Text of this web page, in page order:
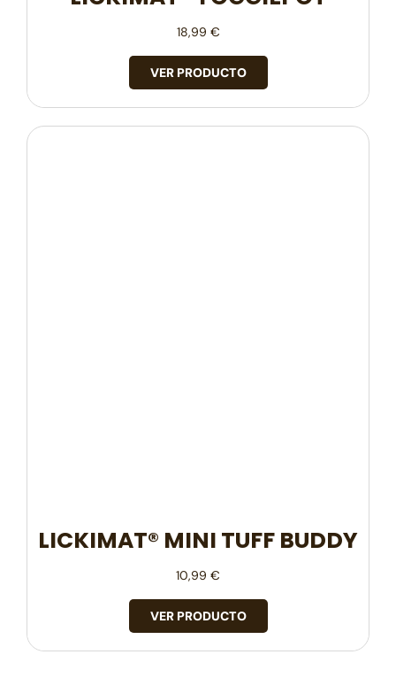
18,99 €
VER PRODUCTO
LICKIMAT® MINI TUFF BUDDY
10,99 €
VER PRODUCTO